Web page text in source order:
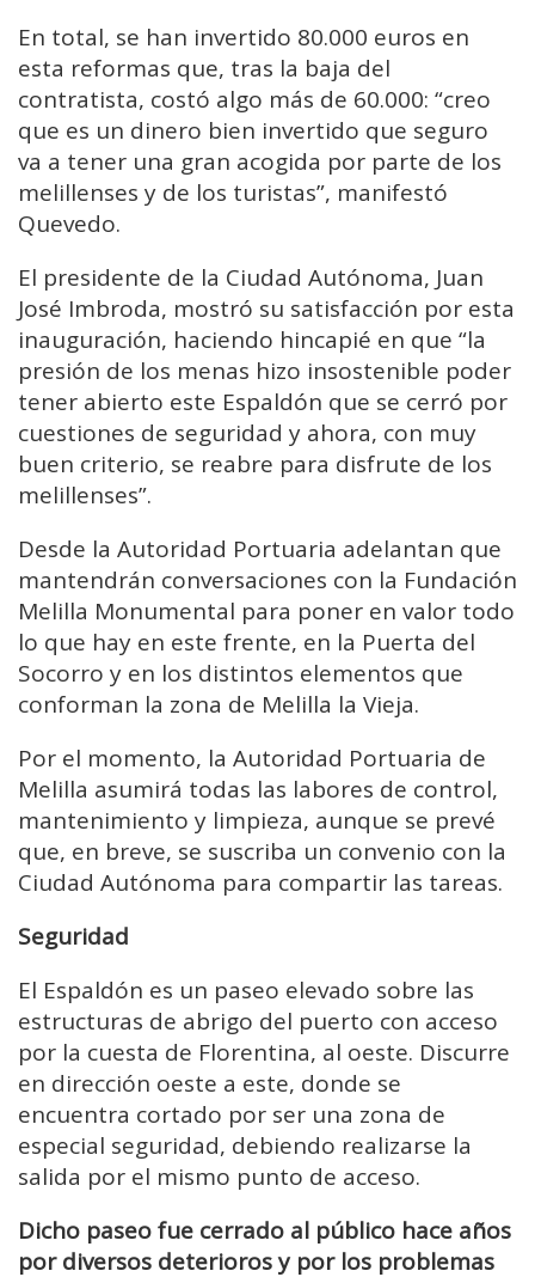
En total, se han invertido 80.000 euros en
esta reformas que, tras la baja del
contratista, costó algo más de 60.000: “creo
que es un dinero bien invertido que seguro
va a tener una gran acogida por parte de los
melillenses y de los turistas”, manifestó
Quevedo.
El presidente de la Ciudad Autónoma, Juan
José Imbroda, mostró su satisfacción por esta
inauguración, haciendo hincapié en que “la
presión de los menas hizo insostenible poder
tener abierto este Espaldón que se cerró por
cuestiones de seguridad y ahora, con muy
buen criterio, se reabre para disfrute de los
melillenses”.
Desde la Autoridad Portuaria adelantan que
mantendrán conversaciones con la Fundación
Melilla Monumental para poner en valor todo
lo que hay en este frente, en la Puerta del
Socorro y en los distintos elementos que
conforman la zona de Melilla la Vieja.
Por el momento, la Autoridad Portuaria de
Melilla asumirá todas las labores de control,
mantenimiento y limpieza, aunque se prevé
que, en breve, se suscriba un convenio con la
Ciudad Autónoma para compartir las tareas.
Seguridad
El Espaldón es un paseo elevado sobre las
estructuras de abrigo del puerto con acceso
por la cuesta de Florentina, al oeste. Discurre
en dirección oeste a este, donde se
encuentra cortado por ser una zona de
especial seguridad, debiendo realizarse la
salida por el mismo punto de acceso.
Dicho paseo fue cerrado al público hace años
por diversos deterioros y por los problemas